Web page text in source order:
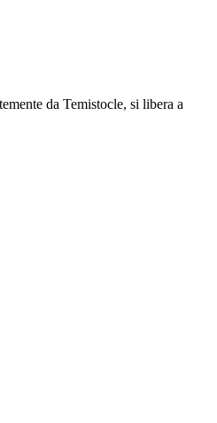
da Temistocle, si libera a